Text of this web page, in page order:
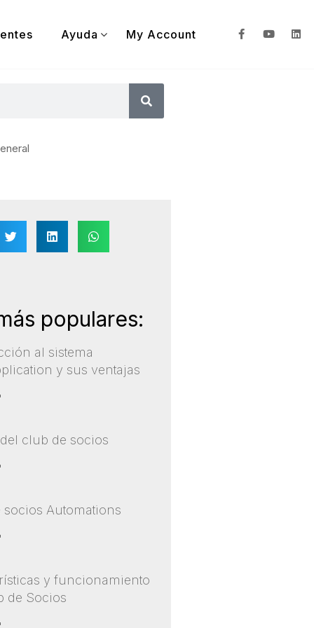
Ayuda My Account
populares:
al sistema
y sus ventajas
club de socios
socios Automations
y funcionamiento
de Socios